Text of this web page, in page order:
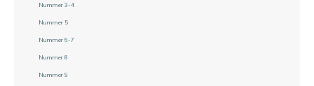
Nummer 3-4
Nummer 5
Nummer 6-7
Nummer 8
Nummer 9